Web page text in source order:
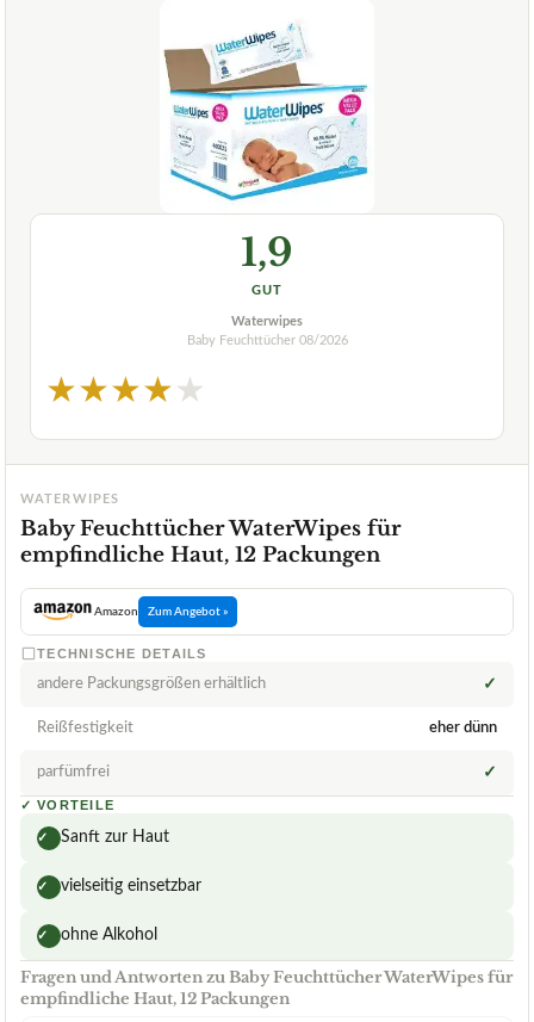
1,9
GUT
Waterwipes
Baby Feuchttücher 08/2026
★★★★★
WATERWIPES
Baby Feuchttücher WaterWipes für
empfindliche Haut, 12 Packungen
Amazon Zum Angebot »
TECHNISCHE DETAILS
andere Packungsgrößen erhältlich ✓
Reißfestigkeit eher dünn
parfümfrei ✓
✓ VORTEILE
✓ Sanft zur Haut
✓ vielseitig einsetzbar
✓ ohne Alkohol
Fragen und Antworten zu Baby Feuchttücher WaterWipes für
empfindliche Haut, 12 Packungen